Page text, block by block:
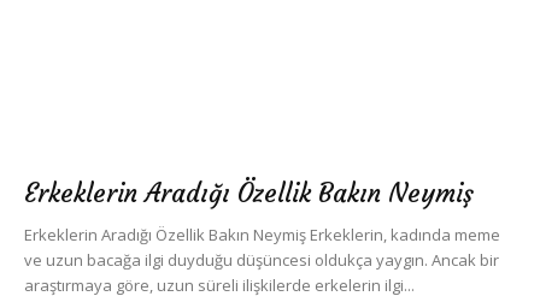
Erkeklerin Aradığı Özellik Bakın Neymiş
Erkeklerin Aradığı Özellik Bakın Neymiş Erkeklerin, kadında meme
ve uzun bacağa ilgi duyduğu düşüncesi oldukça yaygın. Ancak bir
araştırmaya göre, uzun süreli ilişkilerde erkelerin ilgi...